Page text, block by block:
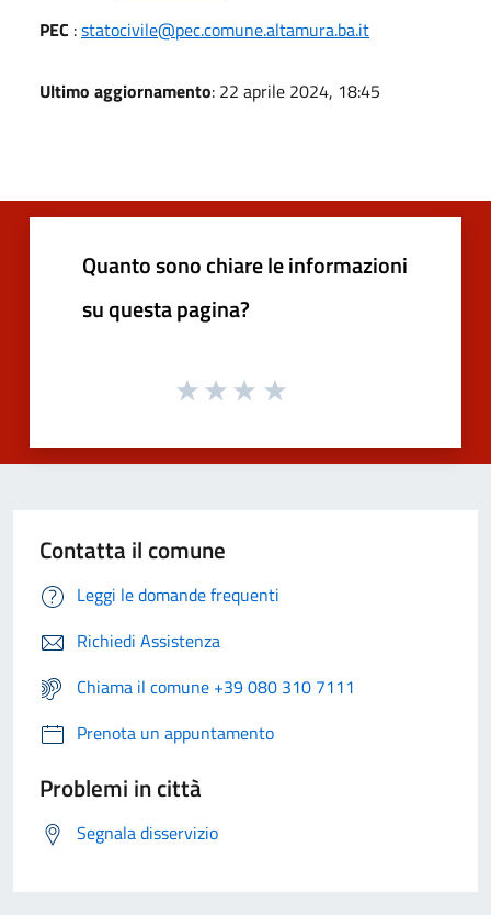
PEC :statocivile@pec.comune.altamura.ba.it
Ultimo aggiornamento: 22 aprile 2024, 18:45
Quanto sono chiare le informazioni
su questa pagina?
Contatta il comune
Leggi le domande frequenti
Richiedi Assistenza
Chiama il comune +39 080 310 7111
Prenota un appuntamento
Problemi in città
Segnala disservizio